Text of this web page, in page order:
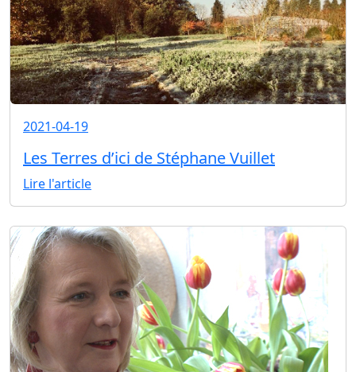
2021-04-19
Les Terres d’ici de Stéphane Vuillet
Lire l'article